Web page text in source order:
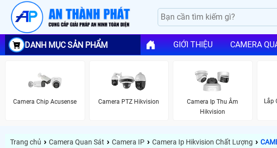
DANH MỤC SẢN PHẨM GIỚI THIỆU CAMERA
Camera Chip Acusense Camera PTZ Hikvision
Camera Ip Thu Âm
Hikvision
Lắp
Trang chủ › Camera Quan Sát › Camera IP › Camera Ip Hikvision Chất Lượng ›